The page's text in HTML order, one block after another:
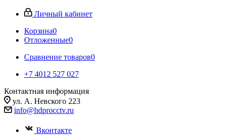
Личный кабинет
Корзина0
Отложенные0
Сравнение товаров0
+7 4012 527 027
Контактная информация
ул. А. Невского 223
info@hdprocctv.ru
Вконтакте